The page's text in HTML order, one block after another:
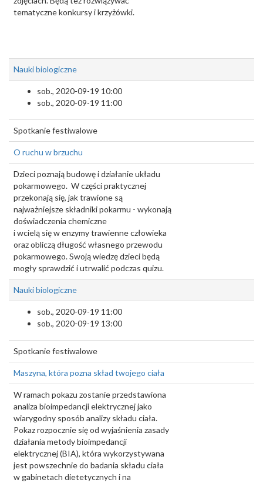
tematyczne konkursy i krzyżówki.
Nauki biologiczne
sob., 2020-09-19 10:00
sob., 2020-09-19 11:00
Spotkanie festiwalowe
O ruchu w brzuchu
Dzieci poznają budowę i działanie układu
pokarmowego. W części praktycznej
przekonają się, jak trawione są
najważniejsze składniki pokarmu - wykonają
doświadczenia chemiczne
i wcielą się w enzymy trawienne człowieka
oraz obliczą długość własnego przewodu
pokarmowego. Swoją wiedzę dzieci będą
mogły sprawdzić i utrwalić podczas quizu.
Nauki biologiczne
sob., 2020-09-19 11:00
sob., 2020-09-19 13:00
Spotkanie festiwalowe
Maszyna, która pozna skład twojego ciała
W ramach pokazu zostanie przedstawiona
analiza bioimpedancji elektrycznej jako
wiarygodny sposób analizy składu ciała.
Pokaz rozpocznie się od wyjaśnienia zasady
działania metody bioimpedancji
elektrycznej (BIA), która wykorzystywana
jest powszechnie do badania składu ciała
w gabinetach dietetycznych i na